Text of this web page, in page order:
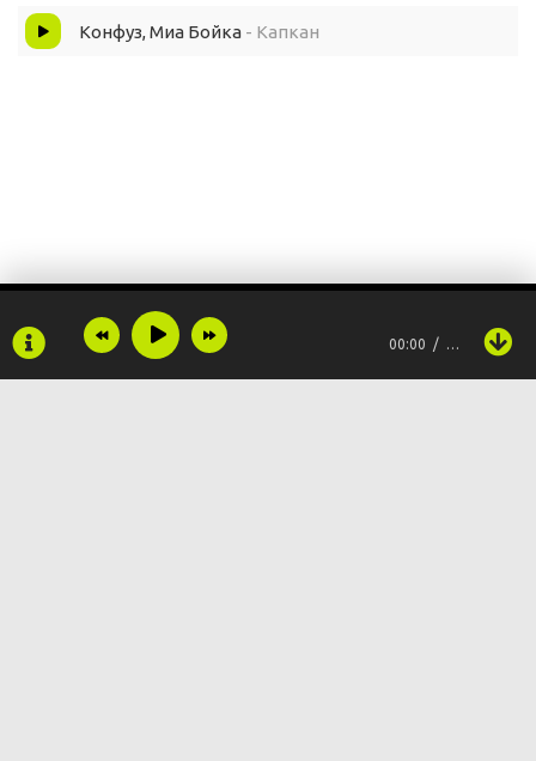
Він забуває хто він
Конфуз, Миа Бойка - Капкан
00:00